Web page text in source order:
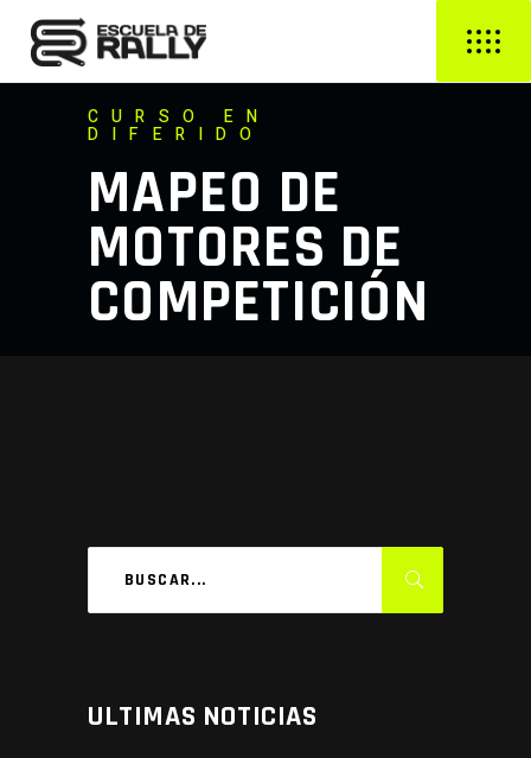
CURSO EN
DIFERIDO
MAPEO DE
MOTORES DE
COMPETICIÓN
ULTIMAS NOTICIAS